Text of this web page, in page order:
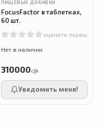
ПИЩЕВЫЕ ДОБАВКИ
FocusFactor в таблетках,
60 шт.
оцените первым
Нет в наличии
310000сӯм
Уведомить меня!